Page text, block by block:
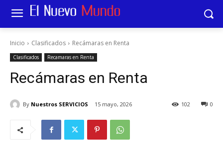
Inicio Clasificados Recámaras en Renta
Clasificados Recamaras en Renta
Recámaras en Renta
By Nuestros SERVICIOS 15 mayo, 2026 0
102